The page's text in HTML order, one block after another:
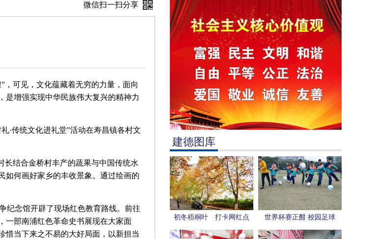
建德图库
初冬梧桐叶 打卡网红点
世界杯赛正酣 校园足球
更“热”
微信扫一扫分享
，可见，文化蕴藏着无穷的力量，面向
是增强实现中华民族伟大复兴的精神力
·传统文化进礼堂”活动在寿昌镇各村文
长结合金桥村丰产的蔬果与中国传统水
如何画好家乡的丰收景象。通过绘画的
纪念馆开辟了现场红色教育路线。前往
一部南浦红色革命史书展现在大家面
惜当下来之不易的大好局面，以新担当